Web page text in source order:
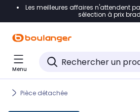
Accéder directement à la
Accéder directement au pied de
Accéder directement au chatbot
Les meilleures affaires n'attendent
sélection à prix
Menu
Pièce détachée